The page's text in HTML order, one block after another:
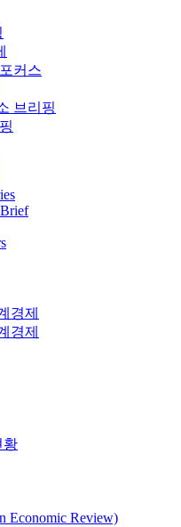
커스
브리핑
경제
경제
황
Economic Review)